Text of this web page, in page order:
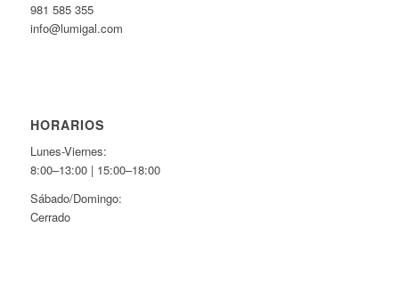
981 585 355
info@lumigal.com
HORARIOS
Lunes-Viernes:
8:00–13:00 | 15:00–18:00
Sábado/Domingo:
Cerrado